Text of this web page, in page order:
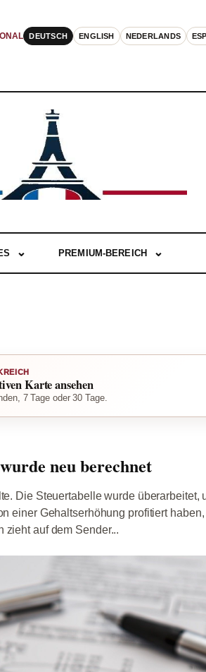
DEUTSCH ENGLISH NEDERLANDS
PREMIUM-BEREICH
Karte ansehen
7 Tage oder 30 Tage.
neu berechnet
Die Steuertabelle wurde überarbeitet,
einer Gehaltserhöhung profitiert
auf dem Sender...